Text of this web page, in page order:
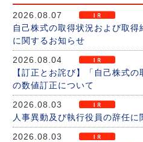
2026.08.07
自己株式の取得状況および取
に関するお知らせ
2026.08.04
【訂正とお詫び】「自己株式
の数値訂正について
2026.08.03
人事異動及び執行役員の辞任に
2026.08.03